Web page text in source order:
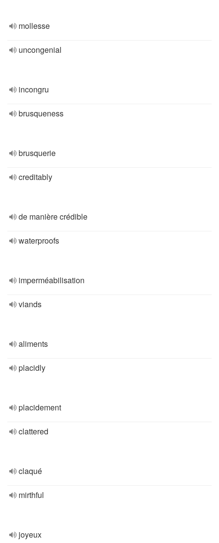
mollesse
uncongenial
incongru
brusqueness
brusquerie
creditably
de manière crédible
waterproofs
imperméabilisation
viands
aliments
placidly
placidement
clattered
claqué
mirthful
joyeux